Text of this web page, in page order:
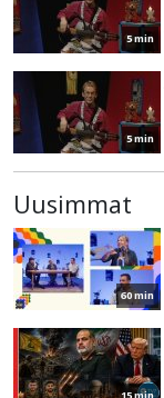
5 min
5 min
Uusimmat
60 min